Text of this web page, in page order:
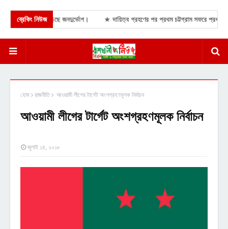
ব্রেকিং নিউজ
স্লুইসগেটে বেড়েছে জনদুর্ভোগ। দায়িত্ব গ্রহণের পর প্রথম চট্টগ্রাম সফরে প্রধানমন্ত্রী
হোম রাজনীতি আওয়ামী লীগের টার্গেট অংশগ্রহণমূলক নির্বাচন
আওয়ামী লীগের টার্গেট অংশগ্রহণমূলক নির্বাচন
জুলাই ১৪, ২০১৮